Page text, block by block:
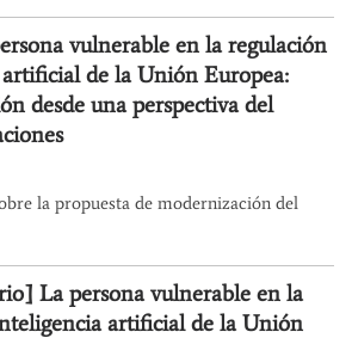
vulnerable en la regulación
de la Unión Europea:
desde una perspectiva del
la propuesta de modernización del
La persona vulnerable en la
artificial de la Unión